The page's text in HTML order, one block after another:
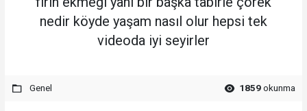
nedir köyde yaşam nasıl olur hepsi tek
videoda iyi seyirler
Genel 1859okunma